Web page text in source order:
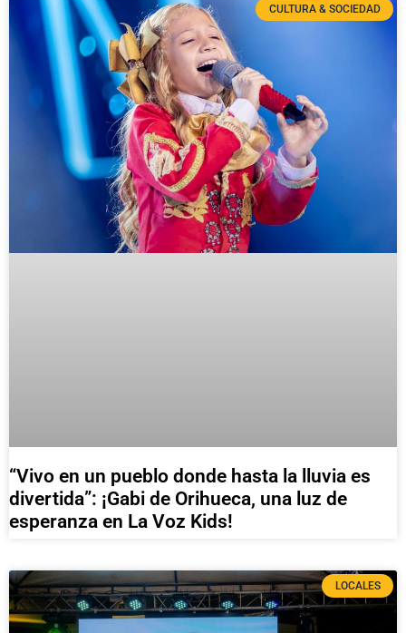
CULTURA & SOCIEDAD
“Vivo en un pueblo donde hasta la lluvia es
divertida”: ¡Gabi de Orihueca, una luz de
esperanza en La Voz Kids!
LOCALES